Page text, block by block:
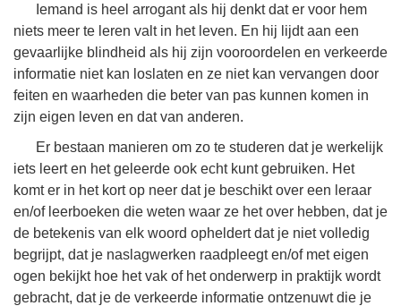
Iemand is heel arrogant als hij denkt dat er voor hem
niets meer te leren valt in het leven. En hij lijdt aan een
gevaarlijke blindheid als hij zijn vooroordelen en verkeerde
informatie niet kan loslaten en ze niet kan vervangen door
feiten en waarheden die beter van pas kunnen komen in
zijn eigen leven en dat van anderen.
Er bestaan manieren om zo te studeren dat je werkelijk
iets leert en het geleerde ook echt kunt gebruiken. Het
komt er in het kort op neer dat je beschikt over een leraar
en/of leerboeken die weten waar ze het over hebben, dat je
de betekenis van elk woord opheldert dat je niet volledig
begrijpt, dat je naslagwerken raadpleegt en/of met eigen
ogen bekijkt hoe het vak of het onderwerp in praktijk wordt
gebracht, dat je de verkeerde informatie ontzenuwt die je